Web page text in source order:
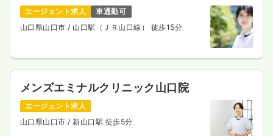
エージェント求人
車通勤可
山口県山口市/ 山口駅（ＪＲ山口線） 徒歩15分
メンズエミナルクリニック山口院
エージェント求人
山口県山口市/ 新山口駅 徒歩5分